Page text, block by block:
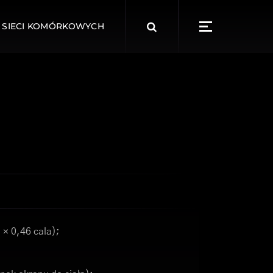
KOMÓRKOWYCH
for:
× 0,46 cala);